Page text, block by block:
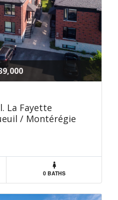
La Fayette
/ Montérégie
0 BATHS